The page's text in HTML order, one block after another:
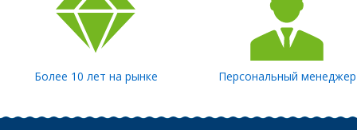
Более 10 лет на рынке Персональный менеджер